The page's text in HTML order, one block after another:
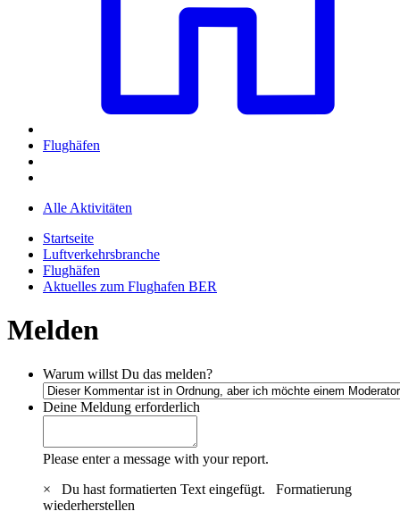
Flughäfen
Alle Aktivitäten
Startseite
Luftverkehrsbranche
Flughäfen
Aktuelles zum Flughafen BER
Melden
Warum willst Du das melden?
Deine Meldung erforderlich
Please enter a message with your report.
×
Du hast formatierten Text eingefügt. Formatierung
wiederherstellen